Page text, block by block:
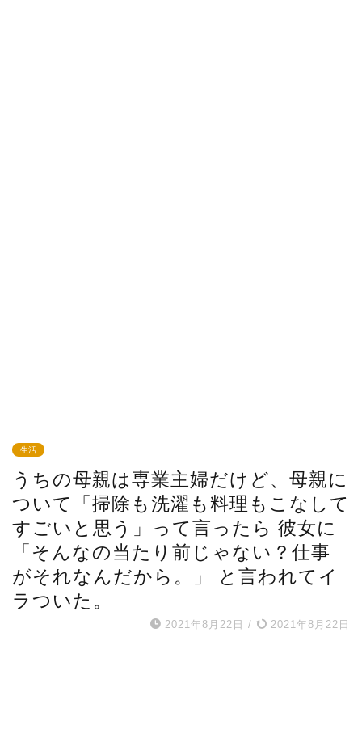
生活
うちの母親は専業主婦だけど、母親に
ついて「掃除も洗濯も料理もこなして
すごいと思う」って言ったら 彼女に
「そんなの当たり前じゃない？仕事
がそれなんだから。」 と言われてイ
ラついた。
2021年8月22日 / 2021年8月22日